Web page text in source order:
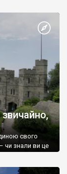
свого
чи знали ви це